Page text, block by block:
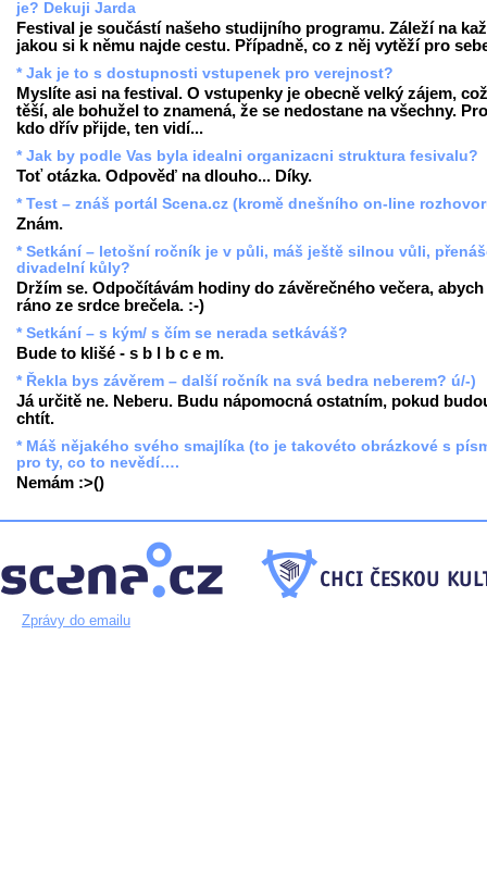
je? Dekuji Jarda
Festival je součástí našeho studijního programu. Záleží na
jakou si k němu najde cestu. Případně, co z něj vytěží pro
* Jak je to s dostupnosti vstupenek pro verejnost?
Myslíte asi na festival. O vstupenky je obecně velký zájem,
těší, ale bohužel to znamená, že se nedostane na všechny.
kdo dřív přijde, ten vidí...
* Jak by podle Vas byla idealni organizacni struktura fesivalu?
Toť otázka. Odpověď na dlouho... Díky.
* Test – znáš portál Scena.cz (kromě dnešního on-line
Znám.
* Setkání – letošní ročník je v půli, máš ještě silnou vůli,
divadelní kůly?
Držím se. Odpočítávám hodiny do závěrečného večera, abych
ráno ze srdce brečela. :-)
* Setkání – s kým/ s čím se nerada setkáváš?
Bude to klišé - s b l b c e m.
* Řekla bys závěrem – další ročník na svá bedra neberem? ú/-)
Já určitě ne. Neberu. Budu nápomocná ostatním, pokud
chtít.
* Máš nějakého svého smajlíka (to je takovéto obrázkové s
pro ty, co to nevědí….
Nemám :>()
Zprávy do emailu